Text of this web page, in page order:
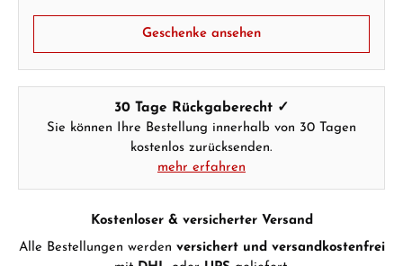
Geschenke ansehen
30 Tage Rückgaberecht ✓
Sie können Ihre Bestellung innerhalb von 30 Tagen
kostenlos zurücksenden.
mehr erfahren
Kostenloser & versicherter Versand
Alle Bestellungen werden versichert und versandkostenfrei